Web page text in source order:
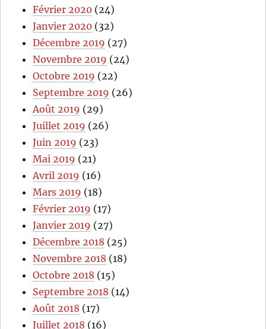
Février 2020 (24)
Janvier 2020 (32)
Décembre 2019 (27)
Novembre 2019 (24)
Octobre 2019 (22)
Septembre 2019 (26)
Août 2019 (29)
Juillet 2019 (26)
Juin 2019 (23)
Mai 2019 (21)
Avril 2019 (16)
Mars 2019 (18)
Février 2019 (17)
Janvier 2019 (27)
Décembre 2018 (25)
Novembre 2018 (18)
Octobre 2018 (15)
Septembre 2018 (14)
Août 2018 (17)
Juillet 2018 (16)